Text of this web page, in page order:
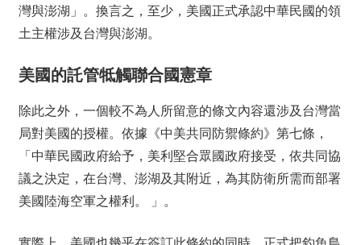
灣與澎湖」。換言之，至少，美國正式承認中華民國的領
土主權涉及台灣與澎湖。
美國的託管牴觸聯合國憲章
除此之外，一個較不為人所留意的條文內容還涉及台灣當
局對美國的授權。依據《中美共同防禦條約》第七條，
「中華民國政府給予，美利堅合眾國政府接受，依共同協
議之決定，在台灣、澎湖及其附近，為其防衛所需而部署
美國陸海空軍之權利。 」。